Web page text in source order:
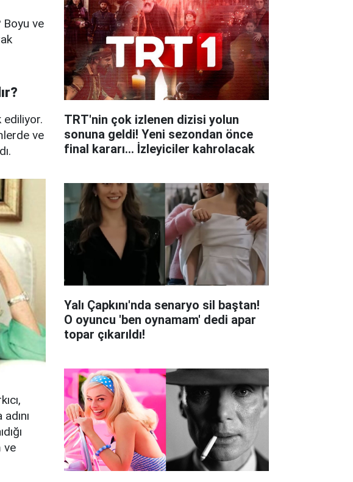
Boyu ve
ediliyor.
ve
ve
TRT'nin çok izlenen dizisi yolun
sonuna geldi! Yeni sezondan önce
final kararı... İzleyiciler kahrolacak
Yalı Çapkını'nda senaryo sil baştan!
O oyuncu 'ben oynamam' dedi apar
topar çıkarıldı!